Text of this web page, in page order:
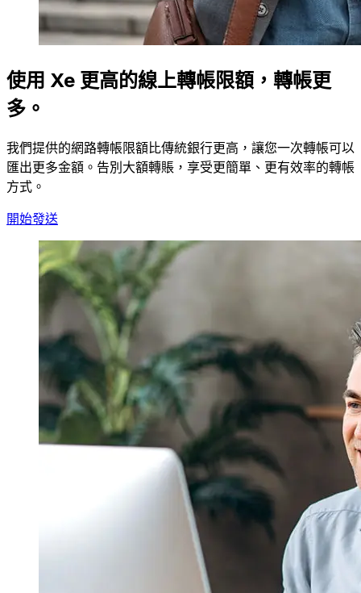
使用 Xe 更高的線上轉帳限額，轉帳更
多。
我們提供的網路轉帳限額比傳統銀行更高，讓您一次轉帳可以
匯出更多金額。告別大額轉賬，享受更簡單、更有效率的轉帳
方式。
開始發送